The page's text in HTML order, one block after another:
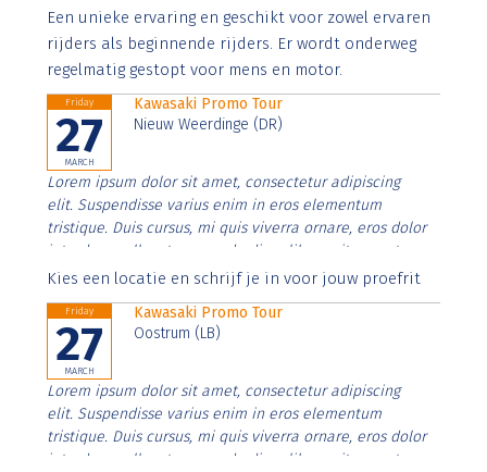
Aenean faucibus nibh et justo cursus id rutrum lorem
imperdiet. Nunc ut sem vitae risus tristique posuere.
Een unieke ervaring en geschikt voor zowel ervaren
rijders als beginnende rijders. Er wordt onderweg
regelmatig gestopt voor mens en motor.
Friday
27
MARCH
Kawasaki Promo Tour
Nieuw Weerdinge (DR)
Lorem ipsum dolor sit amet, consectetur adipiscing
elit. Suspendisse varius enim in eros elementum
tristique. Duis cursus, mi quis viverra ornare, eros dolor
interdum nulla, ut commodo diam libero vitae erat.
Aenean faucibus nibh et justo cursus id rutrum lorem
Kies een locatie en schrijf je in voor jouw proefrit
Friday
27
MARCH
Kawasaki Promo Tour
Oostrum (LB)
Lorem ipsum dolor sit amet, consectetur adipiscing
elit. Suspendisse varius enim in eros elementum
tristique. Duis cursus, mi quis viverra ornare, eros dolor
interdum nulla, ut commodo diam libero vitae erat.